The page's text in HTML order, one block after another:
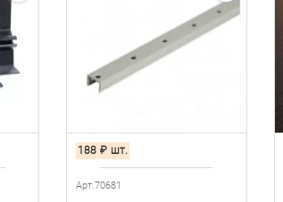
188 ₽ шт.
Арт.70681